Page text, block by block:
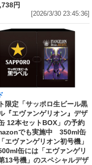
円
[2026/3/30 23:45:36]
限定「サッポロ生ビール黒
『エヴァンゲリオン』デザ
12本セットBOX」の予約
でも実施中 350ml缶
エヴァンゲリオン初号機」
缶には「エヴァンゲリ
13号機」のスペシャルデザ